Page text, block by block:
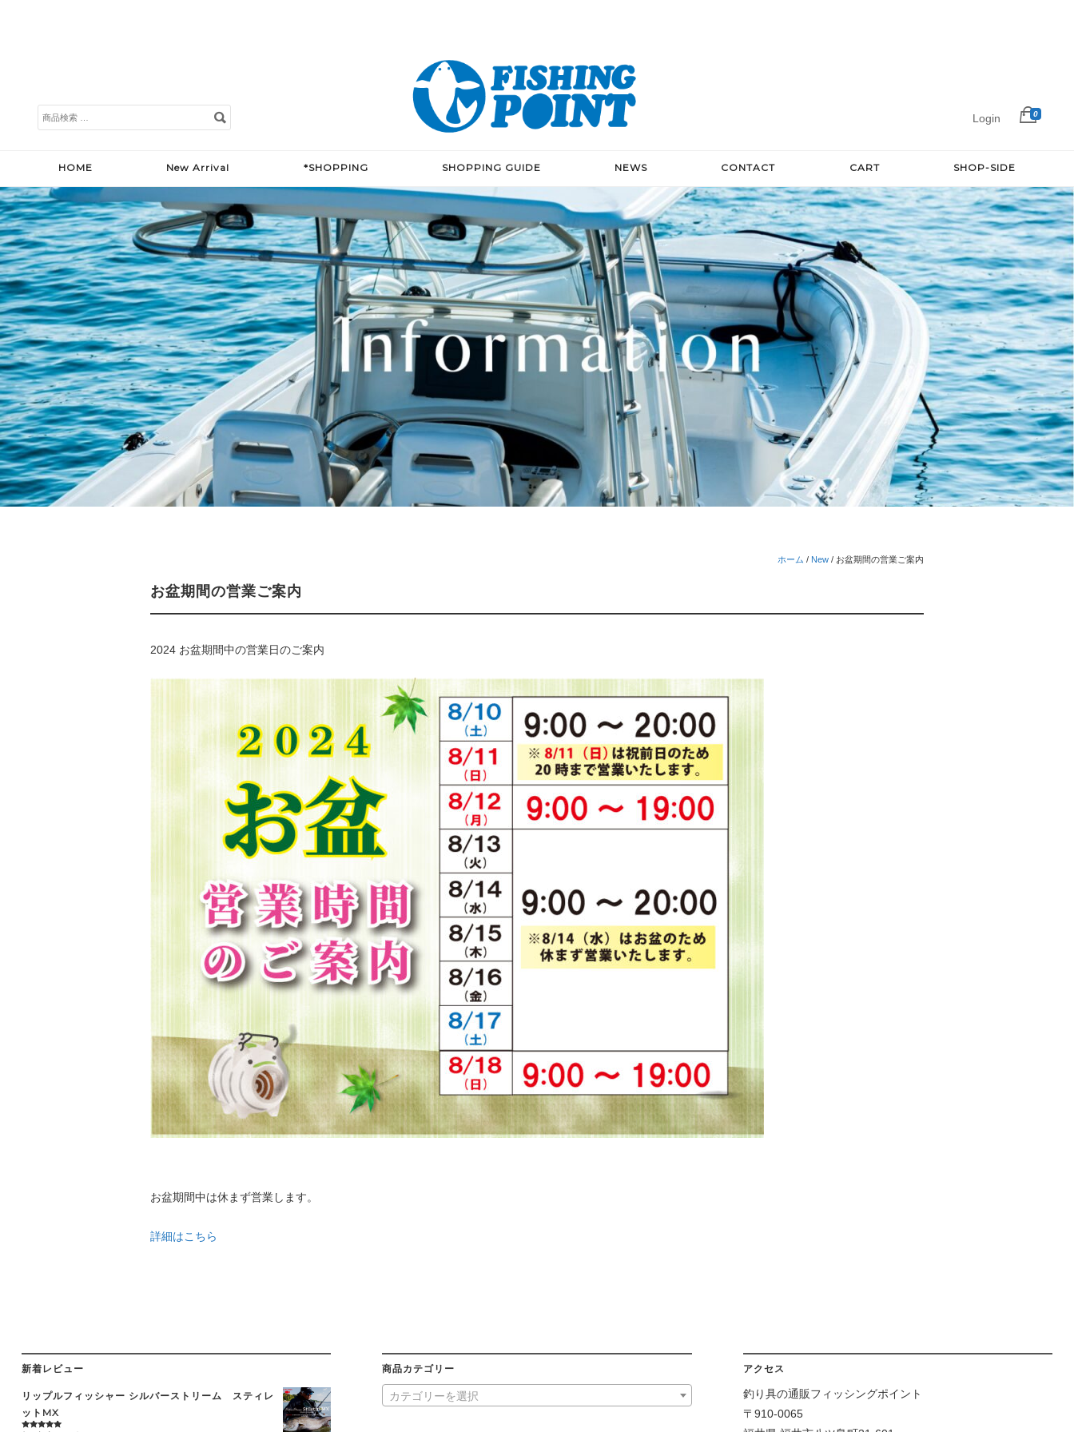
検
索
Login 0
HOME New Arrival *SHOPPING SHOPPING GUIDE NEWS CONTACT CART SHOP-SIDE
ホーム / New/ お盆期間の営業ご案内
お盆期間の営業ご案内
2024 お盆期間中の営業日のご案内
お盆期間中は休まず営業します。
詳細はこちら
新着レビュー
リップルフィッシャー シルバーストリーム スティレ
ットMX
商品カテゴリー
カテゴリーを選択
アクセス
釣り具の通販フィッシングポイント
〒910-0065